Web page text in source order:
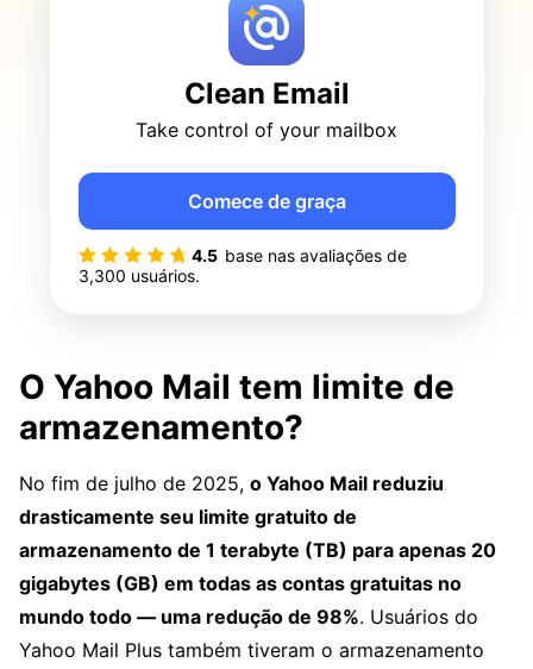
Clean Email
Take control of your mailbox
4.5 base nas avaliações de
3,300 usuários.
Comece de graça
O Yahoo Mail tem limite de
armazenamento?
No fim de julho de 2025, o Yahoo Mail reduziu
drasticamente seu limite gratuito de
armazenamento de 1 terabyte (TB) para apenas 20
gigabytes (GB) em todas as contas gratuitas no
mundo todo — uma redução de 98%. Usuários do
Yahoo Mail Plus também tiveram o armazenamento